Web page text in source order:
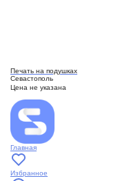
Печать на подушках
Севастополь
Цена не указана
Главная
Избранное